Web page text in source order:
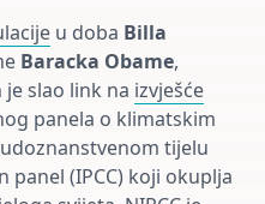
u doba Billa
Baracka Obame,
je slao link na izvješće
panela o klimatskim
tijelu
(IPCC) koji okuplja